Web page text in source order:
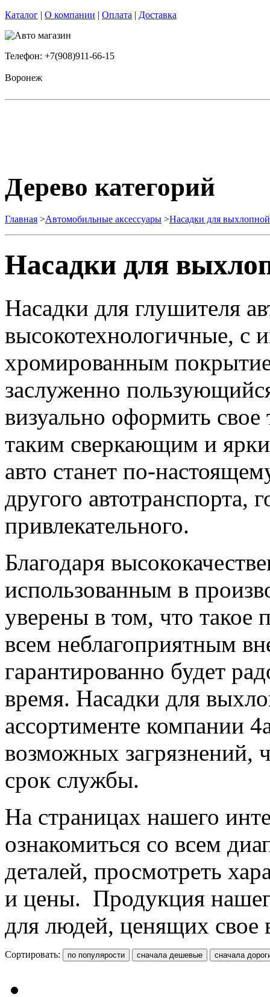
Каталог | О компании | Оплата | Доставка
Телефон: +7(908)911-66-15
Воронеж
Дерево категорий
Главная >Автомобильные аксессуары >Насадки для
Насадки для
Насадки для глушителя
высокотехнологичные, с
хромированным
заслуженно
визуально оформить свое
таким сверкающим и
авто станет по-
другого автотранспорта,
привлекательного.
Благодаря
использованным в
уверены в том, что такое
всем неблагоприятным
гарантированно будет
время. Насадки для
ассортименте компании
возможных загрязнений,
срок службы.
На страницах нашего
ознакомиться со всем
деталей, просмотреть
и цены. Продукция
для людей, ценящих свое
Сортировать: